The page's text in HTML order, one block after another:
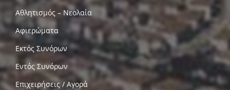
Αθλητισμός – Νεολαία
Αφιερώματα
Εκτός Συνόρων
Εντός Συνόρων
Επιχειρήσεις / Αγορά